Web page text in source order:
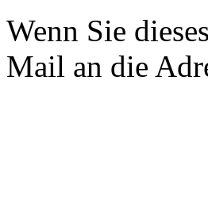
Wenn Sie
Mail an die